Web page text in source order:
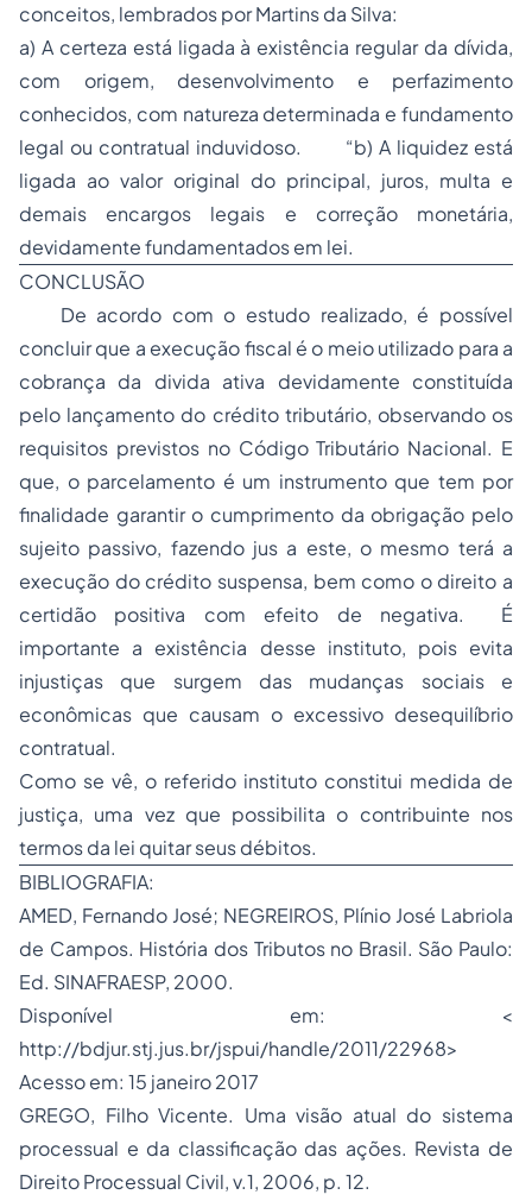
conceitos, lembrados por Martins da Silva:
a) A certeza está ligada à existência regular da dívida,
com origem, desenvolvimento e perfazimento
conhecidos, com natureza determinada e fundamento
legal ou contratual induvidoso. “b) A liquidez está
ligada ao valor original do principal, juros, multa e
demais encargos legais e correção monetária,
devidamente fundamentados em lei.
CONCLUSÃO
De acordo com o estudo realizado, é possível
concluir que a execução fiscal é o meio utilizado para a
cobrança da divida ativa devidamente constituída
pelo lançamento do crédito tributário, observando os
requisitos previstos no Código Tributário Nacional. E
que, o parcelamento é um instrumento que tem por
finalidade garantir o cumprimento da obrigação pelo
sujeito passivo, fazendo jus a este, o mesmo terá a
execução do crédito suspensa, bem como o direito a
certidão positiva com efeito de negativa. É
importante a existência desse instituto, pois evita
injustiças que surgem das mudanças sociais e
econômicas que causam o excessivo desequilíbrio
contratual.
Como se vê, o referido instituto constitui medida de
justiça, uma vez que possibilita o contribuinte nos
termos da lei quitar seus débitos.
BIBLIOGRAFIA:
AMED, Fernando José; NEGREIROS, Plínio José Labriola
de Campos. História dos Tributos no Brasil. São Paulo:
Ed. SINAFRAESP, 2000.
Disponível em: <
http://bdjur.stj.jus.br/jspui/handle/2011/22968>
Acesso em: 15 janeiro 2017
GREGO, Filho Vicente. Uma visão atual do sistema
processual e da classificação das ações. Revista de
Direito Processual Civil, v.1, 2006, p. 12.